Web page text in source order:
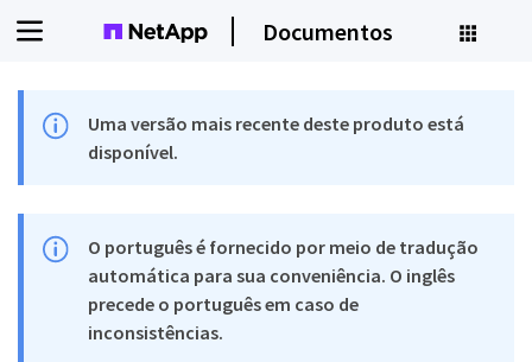
Documentos
Uma versão mais recente deste produto está
disponível.
O português é fornecido por meio de tradução
automática para sua conveniência. O inglês
precede o português em caso de
inconsistências.